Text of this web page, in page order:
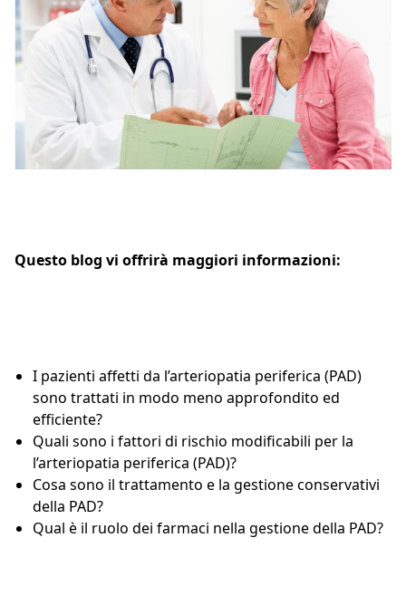
Questo blog vi offrirà maggiori informazioni:
I pazienti affetti da l’arteriopatia periferica (PAD)
sono trattati in modo meno approfondito ed
efficiente?
Quali sono i fattori di rischio modificabili per la
l’arteriopatia periferica (PAD)?
Cosa sono il trattamento e la gestione conservativi
della PAD?
Qual è il ruolo dei farmaci nella gestione della PAD?